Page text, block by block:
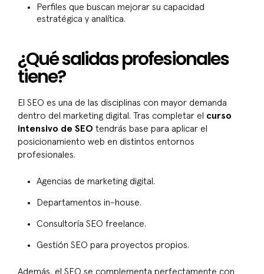
Perfiles que buscan mejorar su capacidad
estratégica y analítica.
¿Qué salidas profesionales
tiene?
El SEO es una de las disciplinas con mayor demanda
dentro del marketing digital. Tras completar el curso
intensivo de SEO tendrás base para aplicar el
posicionamiento web en distintos entornos
profesionales.
Agencias de marketing digital.
Departamentos in-house.
Consultoría SEO freelance.
Gestión SEO para proyectos propios.
Además, el SEO se complementa perfectamente con